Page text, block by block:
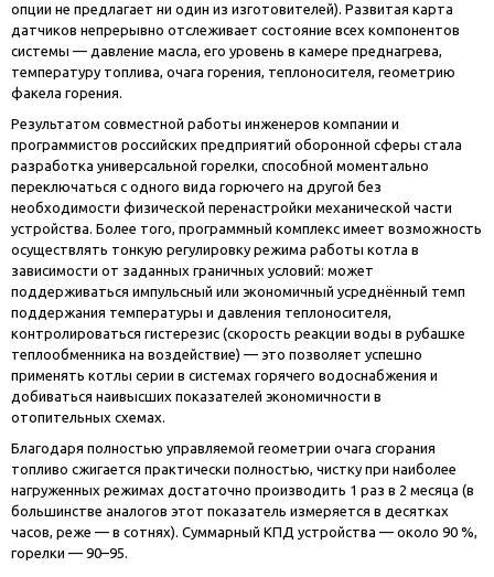
опции не предлагает ни один из изготовителей). Развитая карта
датчиков непрерывно отслеживает состояние всех компонентов
системы — давление масла, его уровень в камере преднагрева,
температуру топлива, очага горения, теплоносителя, геометрию
факела горения.
Результатом совместной работы инженеров компании и
программистов российских предприятий оборонной сферы стала
разработка универсальной горелки, способной моментально
переключаться с одного вида горючего на другой без
необходимости физической перенастройки механической части
устройства. Более того, программный комплекс имеет возможность
осуществлять тонкую регулировку режима работы котла в
зависимости от заданных граничных условий: может
поддерживаться импульсный или экономичный усреднённый темп
поддержания температуры и давления теплоносителя,
контролироваться гистерезис (скорость реакции воды в рубашке
теплообменника на воздействие) — это позволяет успешно
применять котлы серии в системах горячего водоснабжения и
добиваться наивысших показателей экономичности в
отопительных схемах.
Благодаря полностью управляемой геометрии очага сгорания
топливо сжигается практически полностью, чистку при наиболее
нагруженных режимах достаточно производить 1 раз в 2 месяца (в
большинстве аналогов этот показатель измеряется в десятках
часов, реже — в сотнях). Суммарный КПД устройства — около 90 %,
горелки — 90–95.